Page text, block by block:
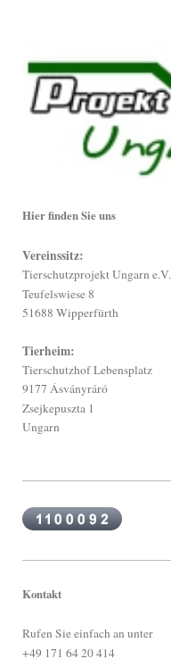
Hier finden Sie uns
Vereinssitz:
Tierschutzprojekt Ungarn e.V.
Teufelswiese 8
51688 Wipperfürth
Tierheim:
Tierschutzhof Lebensplatz
9177 Ásványráró
Zsejkepuszta 1
Ungarn
Kontakt
Rufen Sie einfach an unter
+49 171 64 20 414